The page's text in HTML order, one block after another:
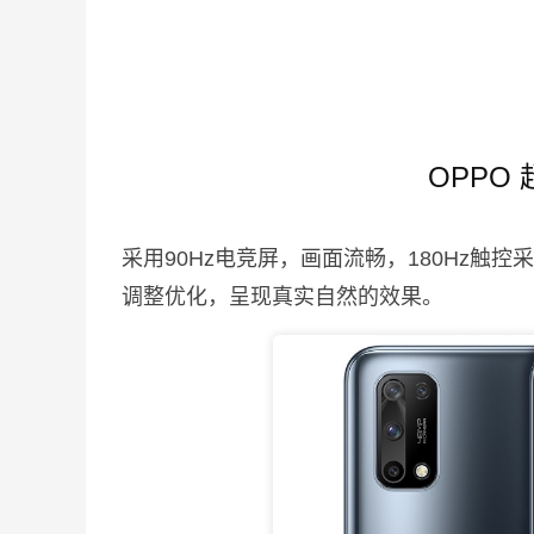
OPPO
采用90Hz电竞屏，画面流畅，180Hz触控
调整优化，呈现真实自然的效果。